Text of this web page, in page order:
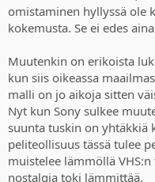
omistaminen hyllyssä ole
kokemusta. Se ei edes
Muutenkin on erikoista
kun siis oikeassa
malli on jo aikoja sitten
Nyt kun Sony sulkee
suunta tuskin on yhtäkkiä
peliteollisuus tässä tulee
muistelee lämmöllä
nostalgia toki lämmittää.